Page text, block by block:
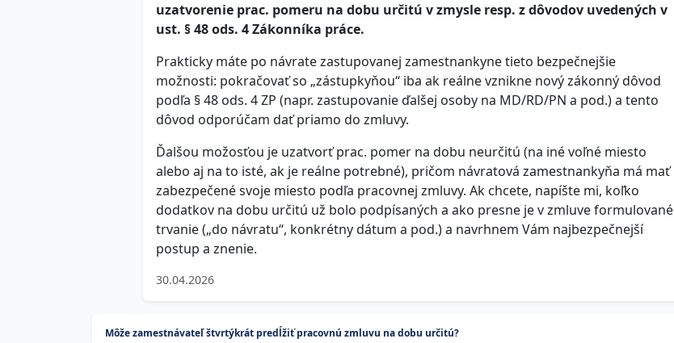
uzatvorenie prac. pomeru na dobu určitú v zmysle resp. z dôvodov uvedených v
ust. § 48 ods. 4 Zákonníka práce.
Prakticky máte po návrate zastupovanej zamestnankyne tieto bezpečnejšie
možnosti: pokračovať so „zástupkyňou“ iba ak reálne vznikne nový zákonný dôvod
podľa § 48 ods. 4 ZP (napr. zastupovanie ďalšej osoby na MD/RD/PN a pod.) a tento
dôvod odporúčam dať priamo do zmluvy.
Ďalšou možosťou je uzatvorť prac. pomer na dobu neurčitú (na iné voľné miesto
alebo aj na to isté, ak je reálne potrebné), pričom návratová zamestnankyňa má mať
zabezpečené svoje miesto podľa pracovnej zmluvy. Ak chcete, napíšte mi, koľko
dodatkov na dobu určitú už bolo podpísaných a ako presne je v zmluve formulované
trvanie („do návratu“, konkrétny dátum a pod.) a navrhnem Vám najbezpečnejší
postup a znenie.
30.04.2026
Môže zamestnávateľ štvrtýkrát predĺžiť pracovnú zmluvu na dobu určitú?